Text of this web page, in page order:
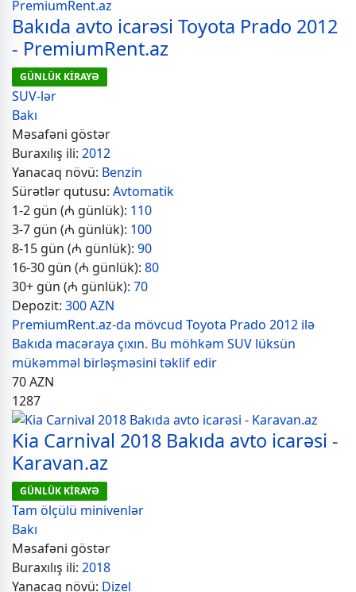
Bakıda avto icarəsi Toyota Prado 2012
- PremiumRent.az
GÜNLÜK KİRAYƏ
SUV-lər
Bakı
Məsafəni göstər
Buraxılış ili: 2012
Yanacaq növü: Benzin
Sürətlər qutusu: Avtomatik
1-2 gün (₼ günlük): 110
3-7 gün (₼ günlük): 100
8-15 gün (₼ günlük): 90
16-30 gün (₼ günlük): 80
30+ gün (₼ günlük): 70
Depozit: 300 AZN
PremiumRent.az-da mövcud Toyota Prado 2012 ilə
Bakıda macəraya çıxın. Bu möhkəm SUV lüksün
mükəmməl birləşməsini təklif edir
70AZN
1287
Kia Carnival 2018 Bakıda avto icarəsi -
Karavan.az
GÜNLÜK KİRAYƏ
Tam ölçülü minivenlər
Bakı
Məsafəni göstər
Buraxılış ili: 2018
Yanacaq növü: Dizel